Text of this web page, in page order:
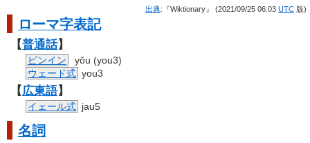
出典:『Wiktionary』 (2021/09/25 06:03 UTC 版)
ローマ字表記
【普通話】
ピンイン
yǒu (you3)
ウェード式 you3
【広東語】
イェール式 jau5
名詞